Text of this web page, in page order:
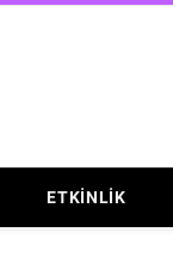
ETKINLIK